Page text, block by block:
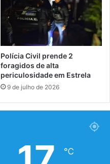
Polícia Civil prende 2
foragidos de alta
periculosidade em Estrela
9 de julho de 2026
℃